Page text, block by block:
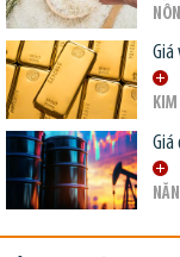
Giá
KIM
Giá